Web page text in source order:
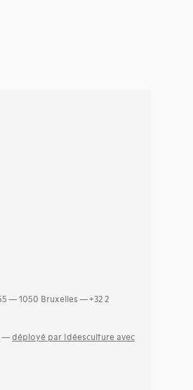
— 1050 Bruxelles — +32 2
— déployé par Idéesculture avec